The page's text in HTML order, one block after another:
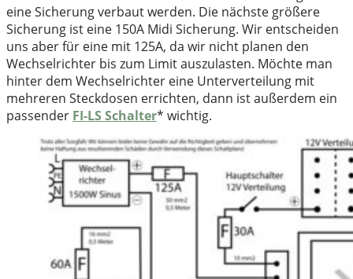
eine Sicherung verbaut werden. Die nächste größere
Sicherung ist eine 150A Midi Sicherung. Wir entscheiden
uns aber für eine mit 125A, da wir nicht planen den
Wechselrichter bis zum Limit auszulasten. Möchte man
hinter dem Wechselrichter eine Unterverteilung mit
mehreren Steckdosen errichten, dann ist außerdem ein
passender FI-LS Schalter* wichtig.